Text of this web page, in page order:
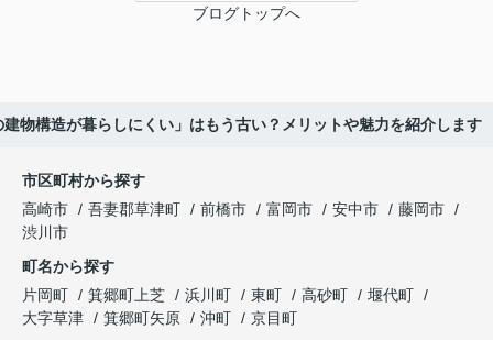
ブログトップへ
建物構造が暮らしにくい」はもう古い？メリットや魅力を紹介します
市区町村から探す
高崎市
吾妻郡草津町 前橋市 富岡市 安中市
藤岡市
渋川市
町名から探す
片岡町
箕郷町上芝 浜川町 東町 高砂町
堰代町
大字草津
箕郷町矢原 沖町
京目町